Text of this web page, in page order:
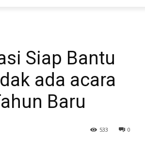
Siap Bantu
ada acara
Baru
0
533